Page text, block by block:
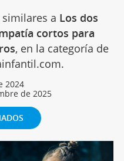
a Los dos
cortos para
, en la categoría de
2024
de 2025